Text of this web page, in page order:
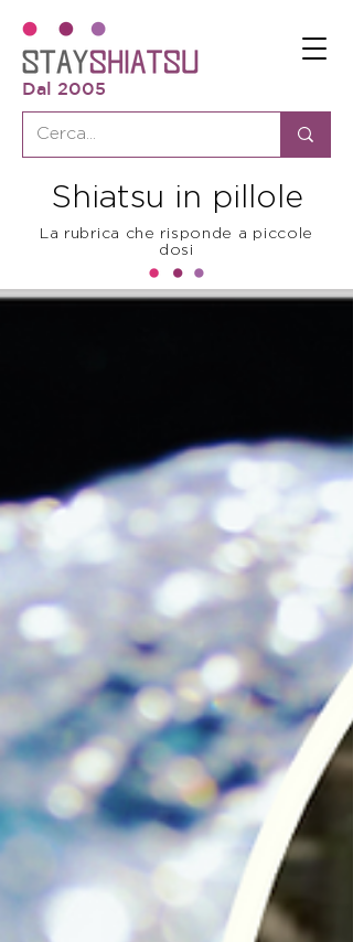
Dal 2005
Shiatsu in pillole
La rubrica che risponde a piccole
dosi